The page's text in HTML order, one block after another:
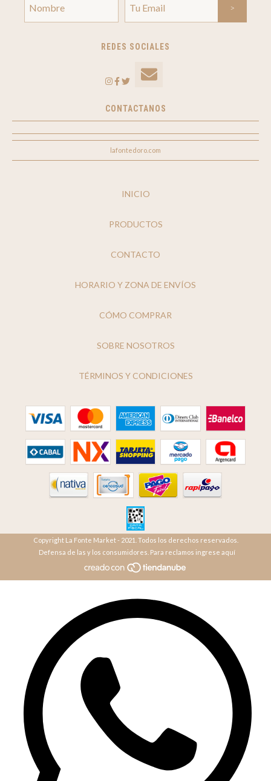
REDES SOCIALES
CONTACTANOS
lafontedoro.com
INICIO
PRODUCTOS
CONTACTO
HORARIO Y ZONA DE ENVÍOS
CÓMO COMPRAR
SOBRE NOSOTROS
TÉRMINOS Y CONDICIONES
Copyright La Fonte Market - 2021. Todos los derechos reservados.
Defensa de las y los consumidores. Para reclamos ingrese aquí